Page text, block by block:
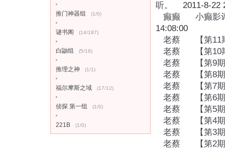
推门神器组 (1/0)
谜书阁 (14/187)
白鼬组 (5/16)
推理之神 (1/1)
福尔摩斯之域 (17/12)
侦探 第一组 (1/0)
221B (1/0)
听。
2011-8-22
癫癫
小癫
14:08:00
老蔡
【第
老蔡
【第
老蔡
【第9
老蔡
【第8
老蔡
【第7
老蔡
【第6
老蔡
【第5
老蔡
【第4
老蔡
【第3
老蔡
【第2